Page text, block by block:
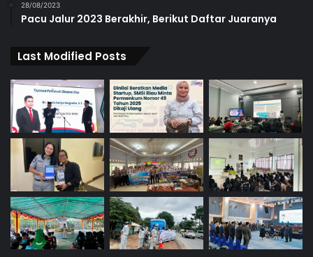
28/08/2023
Pacu Jalur 2023 Berakhir, Berikut Daftar Juaranya
Last Modified Posts